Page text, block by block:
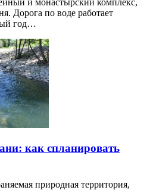
и монастырский комплекс,
Дорога по воде работает
год…
как спланировать
природная территория,